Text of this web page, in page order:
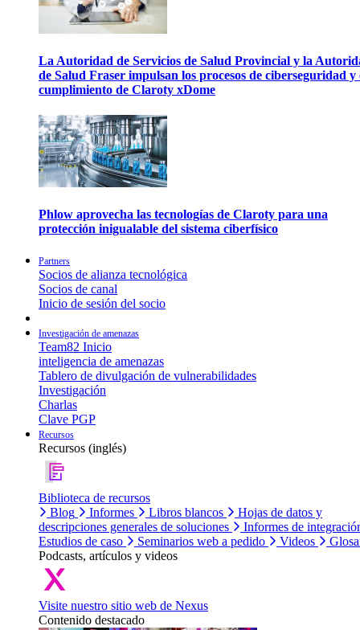
La Autoridad de Servicios de Salud Provincial y la
de Salud Fraser impulsan los procesos de ciberseguridad y
cumplimiento de Claroty xDome
Phlow aprovecha las tecnologías de Claroty para una
protección inigualable del sistema ciberfísico
Partners
Socios de alianza tecnológica
Socios de canal
Inicio de sesión del socio
Investigación de amenazas
Team82 Inicio
inteligencia de amenazas
Tablero de divulgación de vulnerabilidades
Investigación
Charlas
Clave PGP
Recursos
Recursos (inglés)
Biblioteca de recursos
Blog
Informes Libros blancos
Hojas de datos y
descripciones generales de soluciones
Informes de
Estudios de caso
Seminarios web a pedido Videos
Podcasts, artículos y videos
Visite nuestro sitio web de Nexus
Contenido destacado